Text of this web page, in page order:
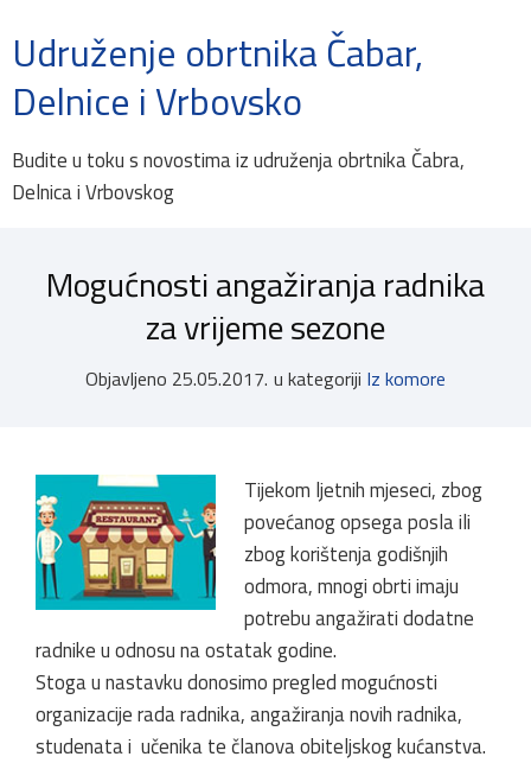
Udruženje obrtnika Čabar,
Delnice i Vrbovsko
Budite u toku s novostima iz udruženja obrtnika Čabra,
Delnica i Vrbovskog
Mogućnosti angažiranja radnika
za vrijeme sezone
Objavljeno 25.05.2017. u kategoriji Iz komore
Tijekom ljetnih mjeseci, zbog
povećanog opsega posla ili
zbog korištenja godišnjih
odmora, mnogi obrti imaju
potrebu angažirati dodatne
radnike u odnosu na ostatak godine.
Stoga u nastavku donosimo pregled mogućnosti
organizacije rada radnika, angažiranja novih radnika,
studenata i učenika te članova obiteljskog kućanstva.